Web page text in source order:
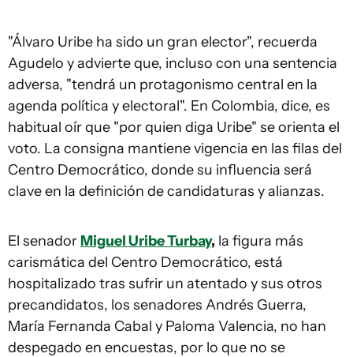
"Álvaro Uribe ha sido un gran elector", recuerda
Agudelo y advierte que, incluso con una sentencia
adversa, "tendrá un protagonismo central en la
agenda política y electoral". En Colombia, dice, es
habitual oír que "por quien diga Uribe" se orienta el
voto. La consigna mantiene vigencia en las filas del
Centro Democrático, donde su influencia será
clave en la definición de candidaturas y alianzas.
El senadorMiguel Uribe Turbay, la figura más
carismática del Centro Democrático, está
hospitalizado tras sufrir un atentado y sus otros
precandidatos, los senadores Andrés Guerra,
María Fernanda Cabal y Paloma Valencia, no han
despegado en encuestas, por lo que no se